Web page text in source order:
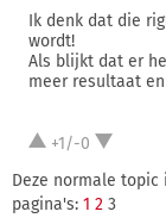
Ik denk dat die
wordt!
Als blijkt dat er
meer resultaat
+1/-0
Deze normale
pagina's: 1 2 3